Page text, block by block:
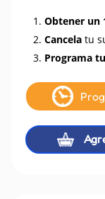
1. Obtener un
2. Cancela tu
3. Programa